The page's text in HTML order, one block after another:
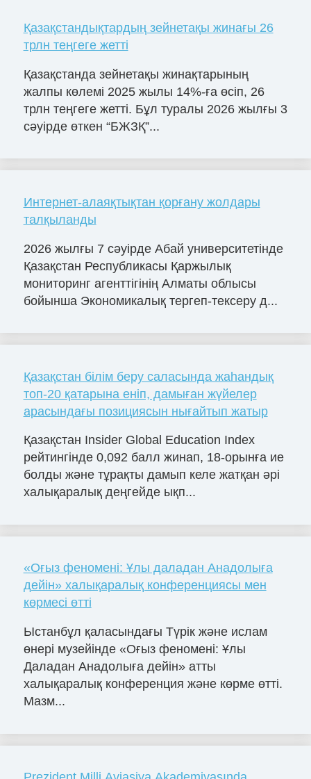
Қазақстандықтардың зейнетақы жинағы 26
трлн теңгеге жетті
Қазақстанда зейнетақы жинақтарының
жалпы көлемі 2025 жылы 14%-ға өсіп, 26
трлн теңгеге жетті. Бұл туралы 2026 жылғы 3
сәуірде өткен “БЖЗҚ”...
Интернет-алаяқтықтан қорғану жолдары
талқыланды
2026 жылғы 7 сәуірде Абай университетінде
Қазақстан Республикасы Қаржылық
мониторинг агенттігінің Алматы облысы
бойынша Экономикалық тергеп-тексеру д...
Қазақстан білім беру саласында жаһандық
топ-20 қатарына еніп, дамыған жүйелер
арасындағы позициясын нығайтып жатыр
Қазақстан Insider Global Education Index
рейтингінде 0,092 балл жинап, 18-орынға ие
болды және тұрақты дамып келе жатқан әрі
халықаралық деңгейде ықп...
«Оғыз феномені: Ұлы даладан Анадолыға
дейін» халықаралық конференциясы мен
көрмесі өтті
Ыстанбұл қаласындағы Түрік және ислам
өнері музейінде «Оғыз феномені: Ұлы
Даладан Анадолыға дейін» атты
халықаралық конференция және көрме өтті.
Мазм...